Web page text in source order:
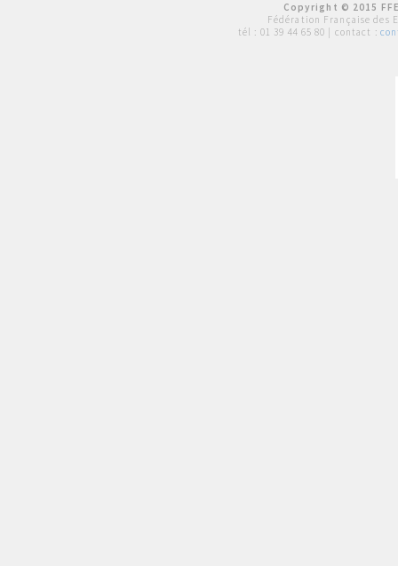
Copyright © 2015
Fédération Française des
tél : 01 39 44 65 80 | contact :